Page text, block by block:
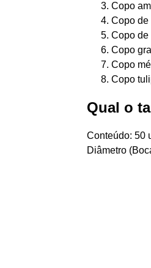
Copo
Copo de
Copo de
Copo
Copo
Copo
Qual o
Conteúdo: 50
Diâmetro